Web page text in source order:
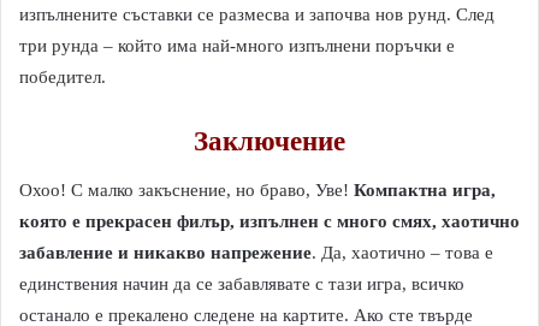
изпълнените съставки се размесва и започва нов рунд. След
три рунда – който има най-много изпълнени поръчки е
победител.
Заключение
Охоо! С малко закъснение, но браво, Уве! Компактна игра,
която е прекрасен филър, изпълнен с много смях, хаотично
забавление и никакво напрежение. Да, хаотично – това е
единствения начин да се забавлявате с тази игра, всичко
останало е прекалено следене на картите. Ако сте твърде